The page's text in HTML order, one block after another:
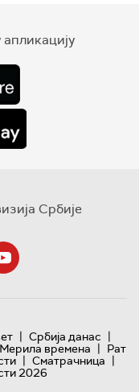
Србије
| Србија данас |
Мерила времена | Рат
| Сматрачница |
2026